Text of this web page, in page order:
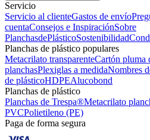
Servicio
Servicio al clienteGastos de envío
cuentaConsejos e InspiraciónSobre
PlanchasdePlásticoSostenibilidad
Planchas de plástico populares
Metacrilato transparenteCartón pluma
planchasPlexiglas a medidaNombres
de plásticoHDPEAlucobond
Planchas de plástico
Planchas de Trespa®Metacrilato
PVCPolietileno (PE)
Paga de forma segura